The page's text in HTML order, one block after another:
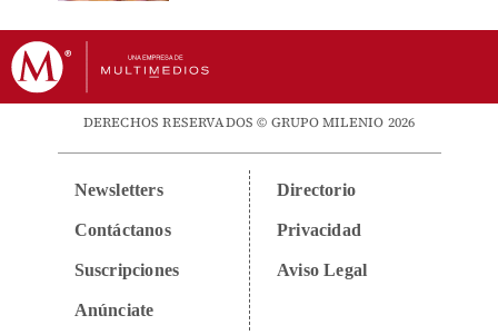
DERECHOS RESERVADOS © GRUPO MILENIO 2026
Newsletters
Contáctanos
Suscripciones
Anúnciate
Directorio
Privacidad
Aviso Legal